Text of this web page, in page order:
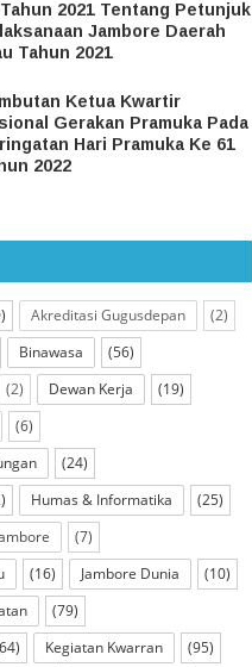
2021 Tentang Petunjuk
Jambore Daerah
Tahun 2021
Ketua Kwartir
Gerakan Pramuka Pada
Hari Pramuka Ke 61
2022
Akreditasi Gugusdepan
(2)
Binawasa
(56)
(2) Dewan Kerja
(19)
(6)
(24)
Humas & Informatika
(25)
(7)
(16) Jambore Dunia
(10)
(79)
Kegiatan Kwarran
(95)